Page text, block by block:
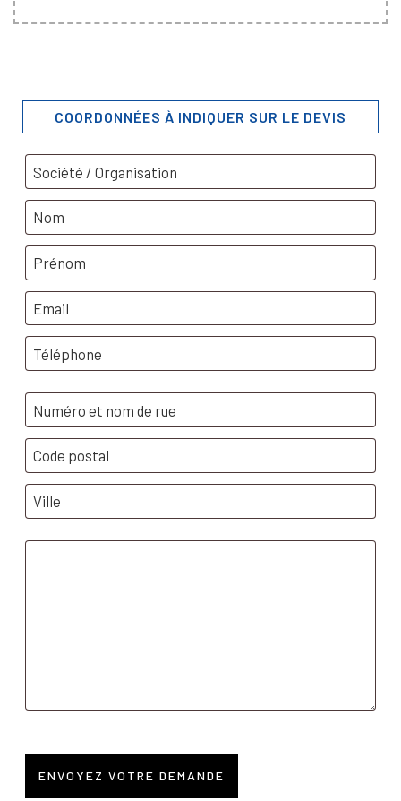
COORDONNÉES À INDIQUER SUR LE DEVIS